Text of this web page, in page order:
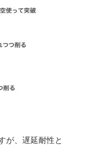
が、遅延耐性と